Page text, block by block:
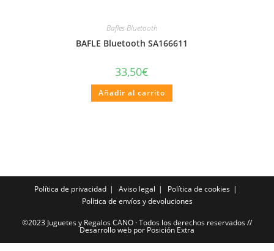
Bafles Bluetooth
BAFLE Bluetooth SA166611
33,50€
Añadir al carrito
Política de privacidad Aviso legal
Política de cookies
Política de envíos y devoluciones
©2023 Juguetes y Regalos CANO · Todos los derechos reservados //
Desarrollo web por Posición Extra